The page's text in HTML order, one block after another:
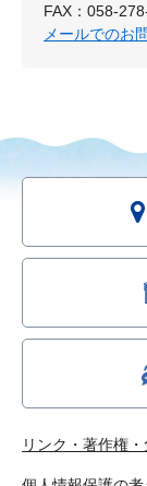
FAX：058-
メールでのお
リンク・著作権